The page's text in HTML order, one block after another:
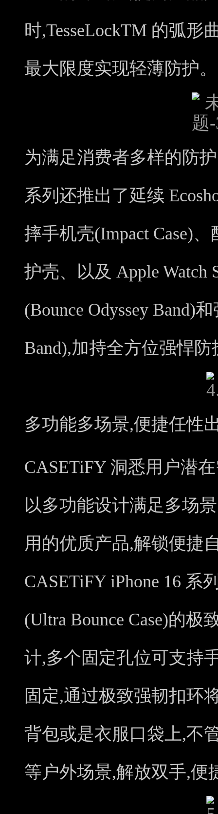
时,TesseLockTM 的弧形
最大限度实现轻薄防护。
为满足消费者多样的防
系列还推出了延续
摔手机壳(Impact Case)
护壳、以及 Apple Watch
(Bounce Odyssey Band)
Band),加持全方位强悍
多功能多场景,便捷任性
CASETiFY 洞悉用户潜
以多功能设计满足多场
用的优质产品,解锁便捷
CASETiFY iPhone 16 系
(Ultra Bounce Case)的
计,多个固定孔位可支持
固定,通过极致强韧扣环
背包或是衣服口袋上,不
等户外场景,解放双手,便